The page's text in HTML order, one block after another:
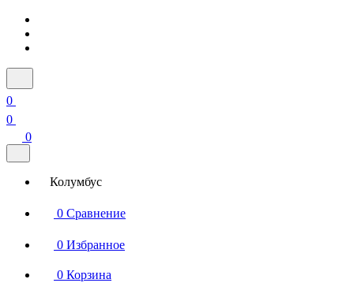
0
0
0
Колумбус
0 Сравнение
0 Избранное
0 Корзина